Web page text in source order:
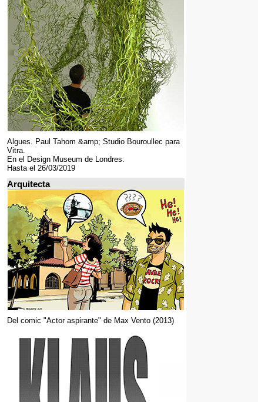
Algues. Paul Tahom &amp; Studio Bouroullec para
Vitra.
En el Design Museum de Londres.
Hasta el 26/03/2019
Arquitecta
Del comic "Actor aspirante" de Max Vento (2013)